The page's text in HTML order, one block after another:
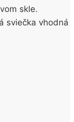
skle.
sviečka vhodná